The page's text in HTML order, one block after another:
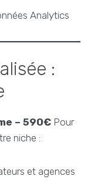
Analytics
:
– 590€Pour
niche :
et agences